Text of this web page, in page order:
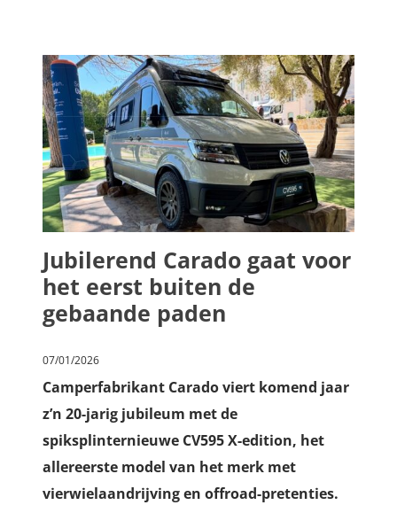
Jubilerend Carado gaat voor
het eerst buiten de
gebaande paden
07/01/2026
Camperfabrikant Carado viert komend jaar
z’n 20-jarig jubileum met de
spiksplinternieuwe CV595 X-edition, het
allereerste model van het merk met
vierwielaandrijving en offroad-pretenties.